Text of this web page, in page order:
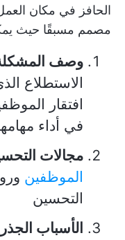
مصمم مسبقًا حيث
وصف
الاستطلاع
افتقار
في أداء
مجالات
الموظفين
التحسين
الأسباب